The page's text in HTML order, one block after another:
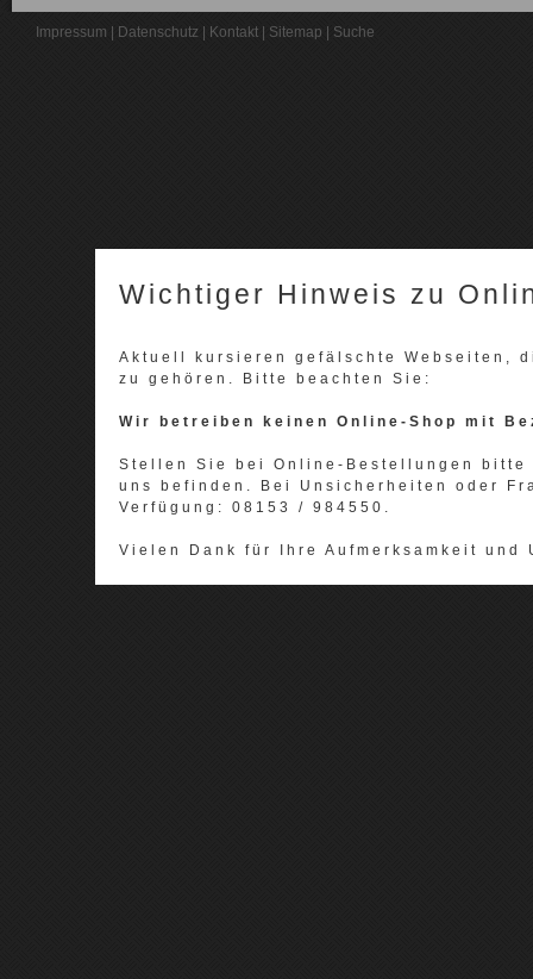
Impressum Datenschutz Kontakt Sitemap Suche
Wichtiger Hinweis zu
Aktuell kursieren gefälschte Webseiten,
zu gehören. Bitte beachten Sie:
Wir betreiben keinen Online-Shop mit
Stellen Sie bei Online-Bestellungen
uns befinden. Bei Unsicherheiten oder
Verfügung: 08153 / 984550.
Vielen Dank für Ihre Aufmerksamkeit und